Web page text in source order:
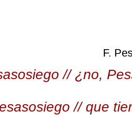
F.
// ¿no,
// que